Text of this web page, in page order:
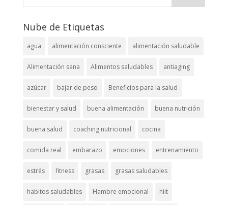
Nube de Etiquetas
agua alimentación consciente alimentación saludable
Alimentación sana Alimentos saludables antiaging
azúcar bajar de peso Beneficios para la salud
bienestar y salud buena alimentación buena nutrición
buena salud coaching nutricional cocina
comida real embarazo emociones entrenamiento
estrés fitness grasas grasas saludables
habitos saludables Hambre emocional hiit